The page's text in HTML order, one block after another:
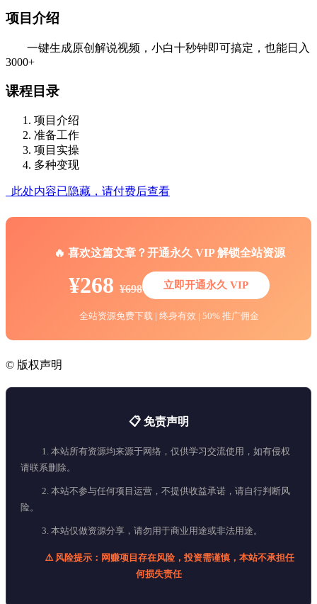
项目介绍
一键生成原创解说视频，小白十秒钟即可搞定，也能日入
3000+
课程目录
项目介绍
准备工作
项目实操
多种变现
此处内容已隐藏，请付费后查看
🔥 喜欢这篇文章？开通永久 VIP 解锁全站资源
¥268 ¥698 立即开通永久 VIP
全站资源免费下载 | 终身有效 | 50% 推广佣金
© 版权声明
📋 免责声明
1. 本站所有资源均来源于网络，仅供学习交流使用，如有侵权
请联系删除。
2. 本站不参与任何项目运营，不提供收益承诺，请自行判断风
险。
3. 本站仅做资源分享，请勿用于商业用途或非法用途。
⚠️ 风险提示：网赚项目存在风险，投资需谨慎，本站不承担任
何损失责任